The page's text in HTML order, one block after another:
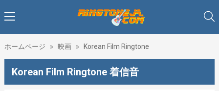
ホームページ » 映画 » Korean Film Ringtone
Korean Film Ringtone 着信音